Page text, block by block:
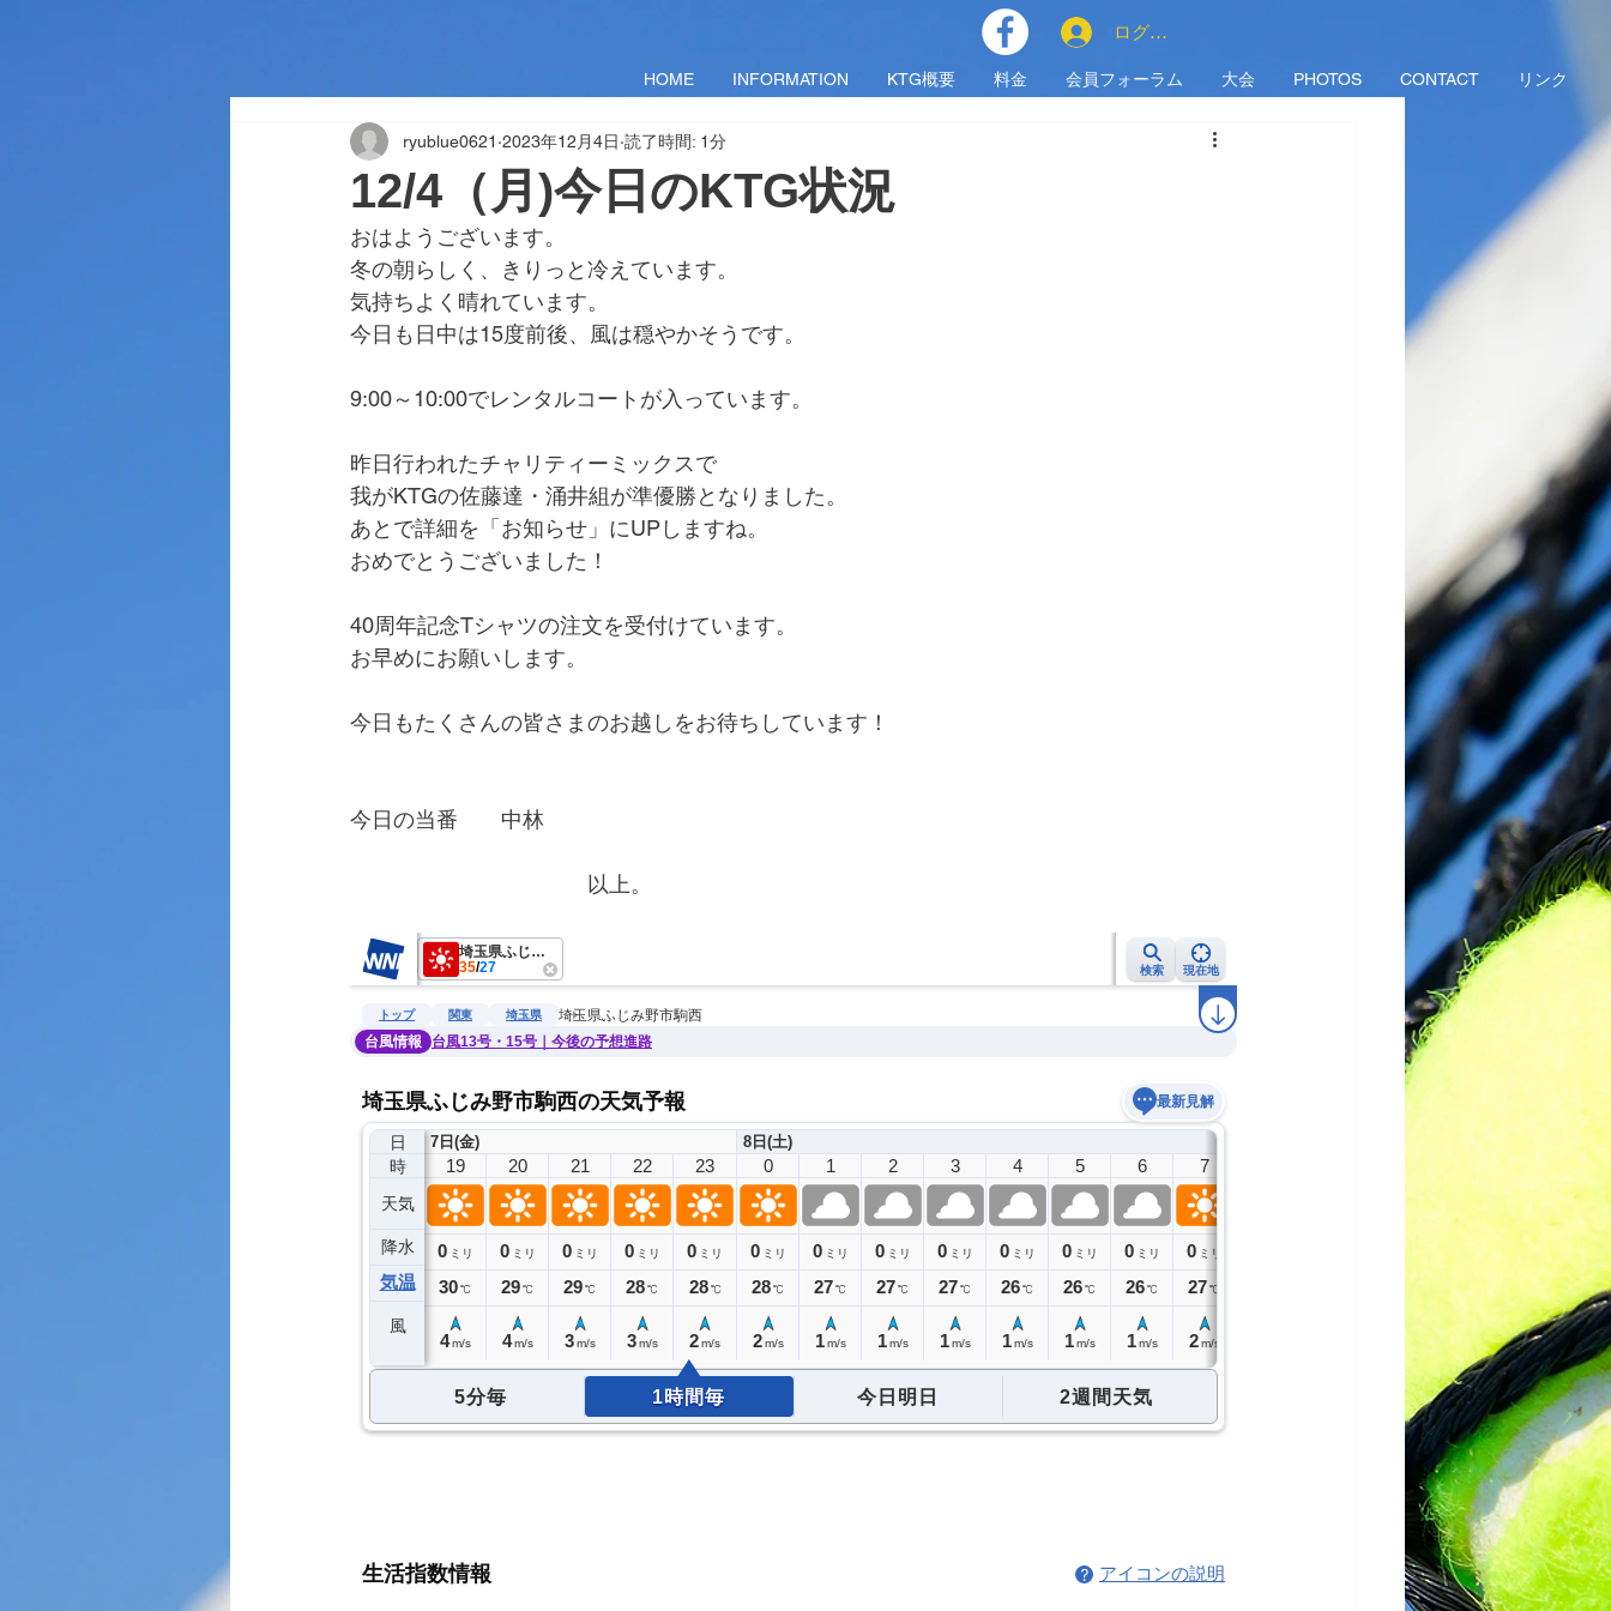
HOME INFORMATION KTG概要 料金 会員フォーラム 大会 PHOTOS CONTACT リンク
ログイン
12/4（月)今日のKTG状況
ryublue0621 2023年12月4日 読了時間: 1分
おはようございます。
冬の朝らしく、きりっと冷えています。
気持ちよく晴れています。
今日も日中は15度前後、風は穏やかそうです。
9:00～10:00でレンタルコートが入っています。
昨日行われたチャリティーミックスで
我がKTGの佐藤達・涌井組が準優勝となりました。
あとで詳細を「お知らせ」にUPしますね。
おめでとうございました！
40周年記念Tシャツの注文を受付けています。
お早めにお願いします。
今日もたくさんの皆さまのお越しをお待ちしています！
今日の当番　　中林
以上。